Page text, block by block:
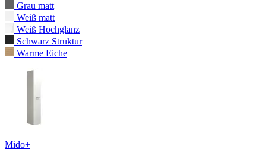
Grau matt
Weiß matt
Weiß Hochglanz
Schwarz Struktur
Warme Eiche
Mido+